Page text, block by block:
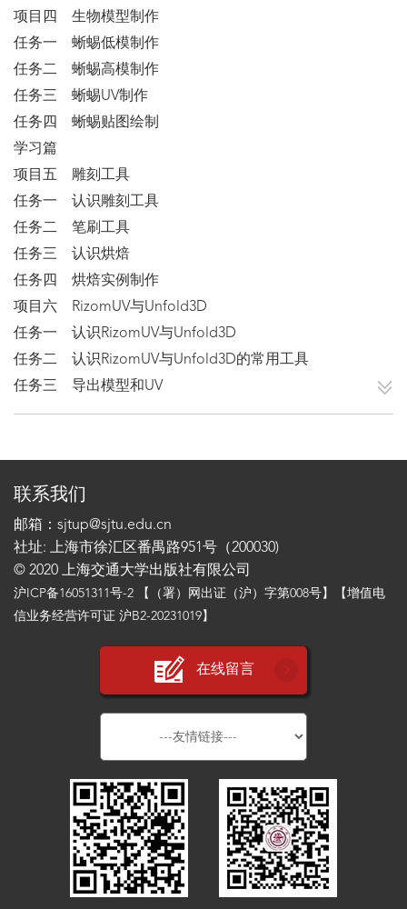
项目四 生物模型制作
任务一 蜥蜴低模制作
任务二 蜥蜴高模制作
任务三 蜥蜴UV制作
任务四 蜥蜴贴图绘制
学习篇
项目五 雕刻工具
任务一 认识雕刻工具
任务二 笔刷工具
任务三 认识烘焙
任务四 烘焙实例制作
项目六 RizomUV与Unfold3D
任务一 认识RizomUV与Unfold3D
任务二 认识RizomUV与Unfold3D的常用工具
任务三 导出模型和UV
联系我们
邮箱：sjtup@sjtu.edu.cn
社址: 上海市徐汇区番禺路951号（200030)
© 2020 上海交通大学出版社有限公司
沪ICP备16051311号-2 【（署）网出证（沪）字第008号】【增值电
信业务经营许可证 沪B2-20231019】
在线留言